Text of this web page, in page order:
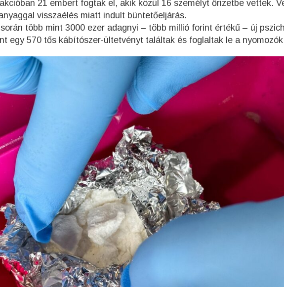
21 embert fogtak el, akik közül 16 személyt őrizetbe vettek.
visszaélés miatt indult büntetőeljárás.
több mint 3000 ezer adagnyi – több millió forint értékű – új
egy 570 tős kábítószer-ültetvényt találtak és foglaltak le a